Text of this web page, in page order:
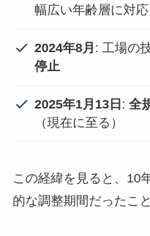
幅広い年齢層に対応
2024年8月 : 工場の
停止
2025年1月13日 :全
（現在に至る）
この経緯を見ると、10
的な調整期間だったこ